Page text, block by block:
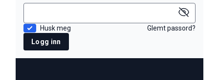
Husk meg
Glemt passord?
Logg inn